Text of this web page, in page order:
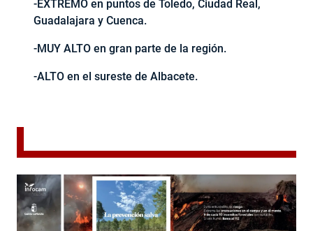
-EXTREMO en puntos de Toledo, Ciudad Real,
Guadalajara y Cuenca.
-MUY ALTO en gran parte de la región.
-ALTO en el sureste de Albacete.